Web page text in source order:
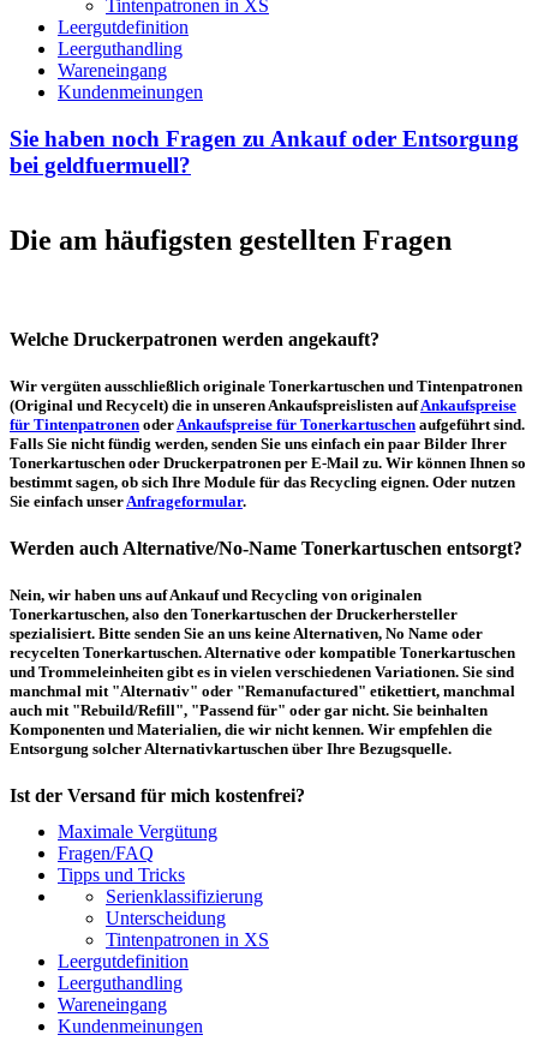
Tintenpatronen in XS
Leergutdefinition
Leerguthandling
Wareneingang
Kundenmeinungen
Sie haben noch Fragen zu Ankauf oder Entsorgung
bei geldfuermuell?
Die am häufigsten gestellten Fragen
Welche Druckerpatronen werden angekauft?
Wir vergüten ausschließlich originale Tonerkartuschen und Tintenpatronen
(Original und Recycelt) die in unseren Ankaufspreislisten aufAnkaufspreise
für Tintenpatronen oder Ankaufspreise für Tonerkartuschen aufgeführt sind.
Falls Sie nicht fündig werden, senden Sie uns einfach ein paar Bilder Ihrer
Tonerkartuschen oder Druckerpatronen per E-Mail zu. Wir können Ihnen so
bestimmt sagen, ob sich Ihre Module für das Recycling eignen. Oder nutzen
Sie einfach unser Anfrageformular.
Werden auch Alternative/No-Name Tonerkartuschen entsorgt?
Nein, wir haben uns auf Ankauf und Recycling von originalen
Tonerkartuschen, also den Tonerkartuschen der Druckerhersteller
spezialisiert. Bitte senden Sie an uns keine Alternativen, No Name oder
recycelten Tonerkartuschen. Alternative oder kompatible Tonerkartuschen
und Trommeleinheiten gibt es in vielen verschiedenen Variationen. Sie sind
manchmal mit "Alternativ" oder "Remanufactured" etikettiert, manchmal
auch mit "Rebuild/Refill", "Passend für" oder gar nicht. Sie beinhalten
Komponenten und Materialien, die wir nicht kennen. Wir empfehlen die
Entsorgung solcher Alternativkartuschen über Ihre Bezugsquelle.
Ist der Versand für mich kostenfrei?
Ein kostenfreier Versand aus Österreich (per Paketmarke oder Abholung) ist
erst ab einem Ankaufswert von 75,00€ pro Paket bzw. 500,00€ pro Palette
möglich. Unter diesen Werten belaufen sich die Rücksendekosten auf 10,71€
pro Paket bzw. 119,00€ pro Palette (inkl. MwSt.). Diese werden vom
eingesandten Ankaufswert abgezogen. Falls Sie die o. g. Werte nicht
erreichen, empfehlen wir Ihnen den Versand auf eigene Kosten! Unter
Versand können Sie den Versandablauf beginnen.
Wie muss ich die Kartuschen und Patronen verpacken?
Maximale Vergütung
Fragen/FAQ
Tipps und Tricks
Serienklassifizierung
Unterscheidung
Tintenpatronen in XS
Leergutdefinition
Leerguthandling
Wareneingang
Kundenmeinungen